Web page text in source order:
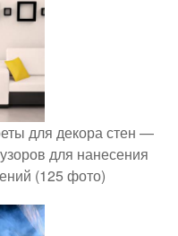
для декора стен —
для нанесения
(125 фото)